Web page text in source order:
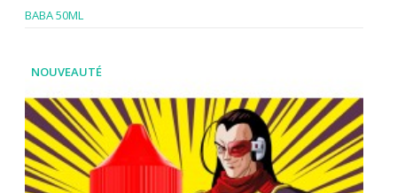
BABA 50ML
NOUVEAUTÉ